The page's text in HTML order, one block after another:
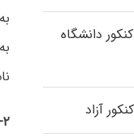
۲- متقاضیان سایر دانشگاه ها:
دانشگاه
آزاد